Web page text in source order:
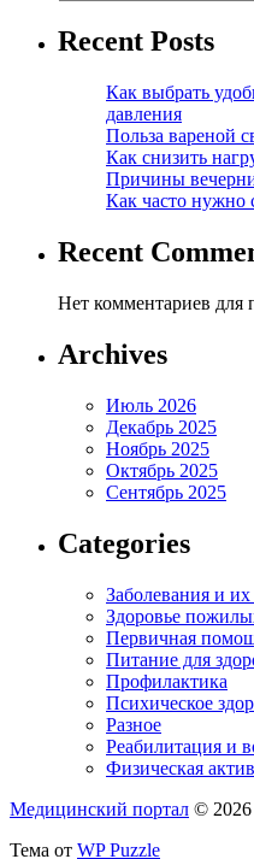
Recent Posts
Как выбрать
давления
Польза вареной
Как снизить
Причины
Как часто нужно
Recent
Нет комментариев для
Archives
Июль 2026
Декабрь 2025
Ноябрь 2025
Октябрь 2025
Сентябрь 2025
Categories
Заболевания и
Здоровье
Первичная
Питание для
Профилактика
Психическое
Разное
Реабилитация и
Физическая
Медицинский портал © 2026
Тема от WP Puzzle